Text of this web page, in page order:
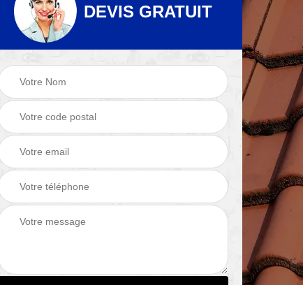
Nettoyage et
démoussage de
toiture 80
Réparation de
toiture 80
DEVIS GRATUIT